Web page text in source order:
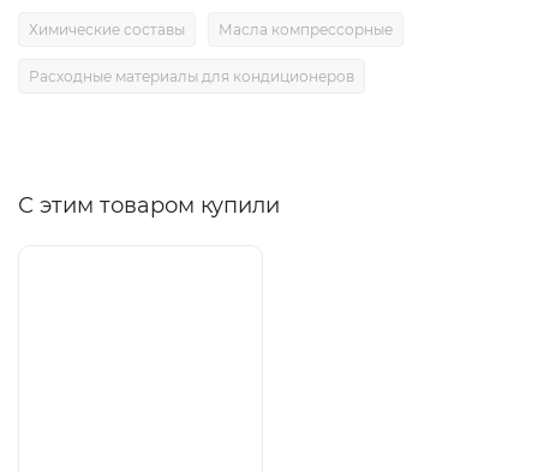
Химические составы Масла компрессорные
Расходные материалы для кондиционеров
С этим товаром купили